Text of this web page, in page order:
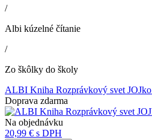
/
Albi kúzelné čítanie
/
Zo škôlky do školy
ALBI Kniha Rozprávkový svet JOJko
Doprava zdarma
Na objednávku
20,99 € s DPH